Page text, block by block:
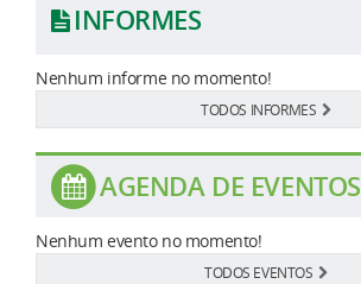
INFORMES
Nenhum informe no momento!
TODOS INFORMES
AGENDA DE EVENTOS
Nenhum evento no momento!
TODOS EVENTOS